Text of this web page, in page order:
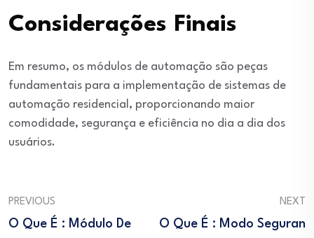
Considerações Finais
Em resumo, os módulos de automação são peças
fundamentais para a implementação de sistemas de
automação residencial, proporcionando maior
comodidade, segurança e eficiência no dia a dia dos
usuários.
PREVIOUS
O Que É : Módulo De
NEXT
O Que É : Modo Seguran